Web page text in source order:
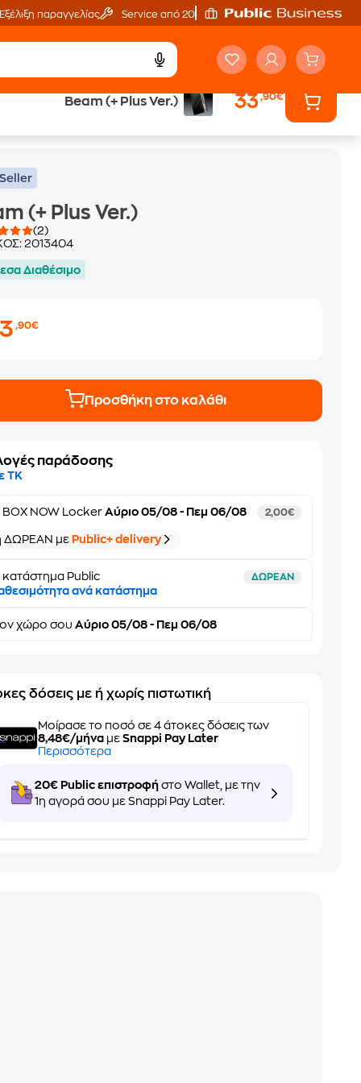
Εξέλιξη παραγγελίας Service από 20'
Beam (+ Plus Ver.) 33,90€
(+ Plus Ver.)
(2)
2013404
Διαθέσιμο
,90€
Προσθήκη στο καλάθι
παράδοσης
ΤΚ
BOX NOW Locker Αύριο 05/08 - Πεμ 06/08 2,00€
ΔΩΡΕΑΝ με Public+ delivery
κατάστημα Public ΔΩΡΕΑΝ
ανά κατάστημα
χώρο σου Αύριο 05/08 - Πεμ 06/08
δόσεις με ή χωρίς πιστωτική
Μοίρασε το ποσό σε 4 άτοκες δόσεις των
8,48€/μήνα μεSnappi Pay Later
Περισσότερα
20€ Public επιστροφή στο Wallet, με την
1η αγορά σου με Snappi Pay Later.